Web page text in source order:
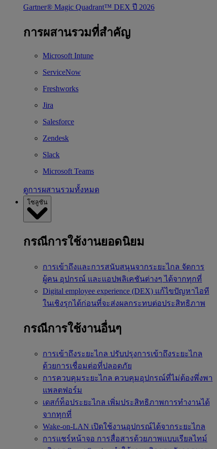
Gartner® Magic Quadrant™ DEX ปี 2026
การผสานรวมที่สำคัญ
Microsoft Intune
ServiceNow
Freshworks
Jira
Salesforce
Zendesk
Slack
Microsoft Teams
ดูการผสานรวมทั้งหมด
โซลูชัน
กรณีการใช้งานยอดนิยม
การเข้าถึงและการสนับสนุนจากระยะไกล จัดการ
ผู้คน อุปกรณ์ และแอปพลิเคชันต่างๆ ได้จากทุกที่
Digital employee experience (DEX) แก้ไขปัญหาไอที
ในเชิงรุกได้ก่อนที่จะส่งผลกระทบต่อประสิทธิภาพ
กรณีการใช้งานอื่นๆ
การเข้าถึงระยะไกล ปรับปรุงการเข้าถึงระยะไกล
ด้วยการเชื่อมต่อที่ปลอดภัย
การควบคุมระยะไกล ควบคุมอุปกรณ์ที่ไม่ต้องพึ่งพา
แพลตฟอร์ม
เดสก์ท็อประยะไกล เพิ่มประสิทธิภาพการทำงานได้
จากทุกที่
Wake-on-LAN เปิดใช้งานอุปกรณ์ได้จากระยะไกล
การแชร์หน้าจอ การสื่อสารด้วยภาพแบบเรียลไทม์